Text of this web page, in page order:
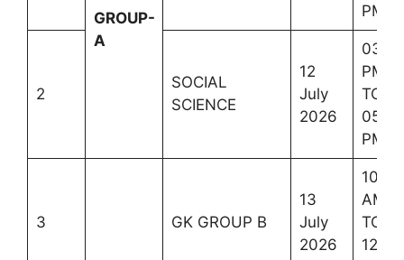
GROUP-
A
PM
2
SOCIAL
SCIENCE
12
July
2026
PM
TO
05:30
PM
3 GK GROUP B
13
July
2026
10:00
AM
TO
12:00